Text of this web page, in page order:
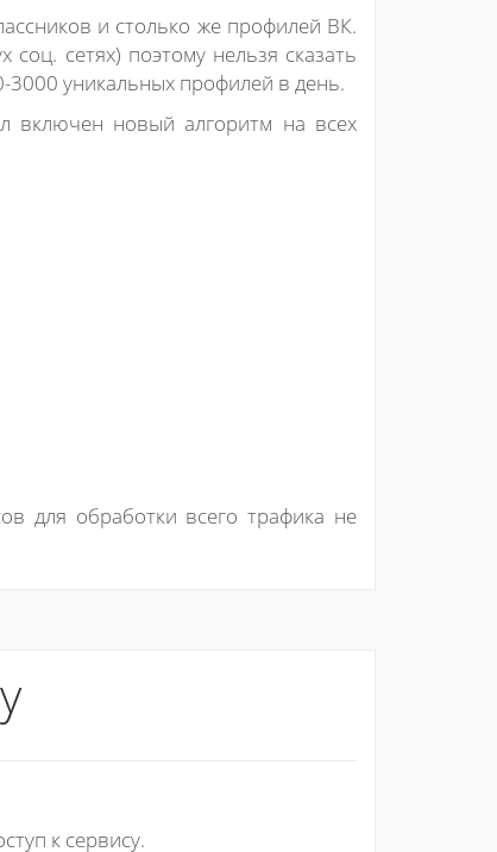
и столько же профилей ВК.
соц. сетях) поэтому нельзя сказать
3000 уникальных профилей в день.
включен новый алгоритм на всех
для обработки всего трафика не
к сервису.